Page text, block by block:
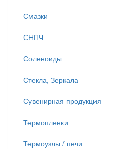
Смазки
СНПЧ
Соленоиды
Стекла, Зеркала
Сувенирная продукция
Термопленки
Термоузлы / печи